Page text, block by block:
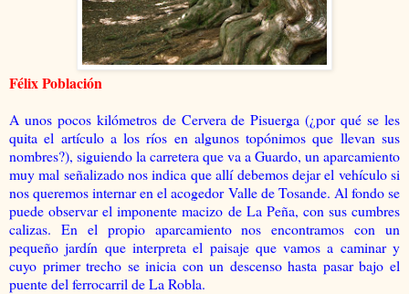
Félix Población
A unos pocos kilómetros de Cervera de Pisuerga (¿por qué se les
quita el artículo a los ríos en algunos topónimos que llevan sus
nombres?), siguiendo la carretera que va a Guardo, un aparcamiento
muy mal señalizado nos indica que allí debemos dejar el vehículo si
nos queremos internar en el acogedor Valle de Tosande. Al fondo se
puede observar el imponente macizo de La Peña, con sus cumbres
calizas. En el propio aparcamiento nos encontramos con un
pequeño jardín que interpreta el paisaje que vamos a caminar y
cuyo primer trecho se inicia con un descenso hasta pasar bajo el
puente del ferrocarril de La Robla.